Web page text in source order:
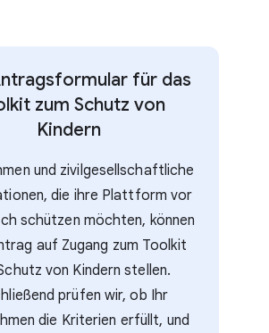
für das
zum Schutz von
Kindern
und zivilgesellschaftliche
die ihre Plattform vor
schützen möchten, können
auf Zugang zum Toolkit
von Kindern stellen.
prüfen wir, ob Ihr
die Kriterien erfüllt, und